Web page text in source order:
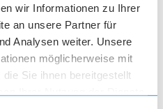
wir Informationen zu Ihrer
an unsere Partner für
Analysen weiter. Unsere
möglicherweise mit
Sie ihnen bereitgestellt
397,00 €
457,00 €